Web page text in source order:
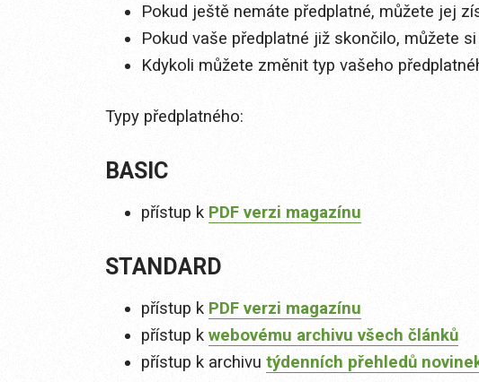
Pokud ještě nemáte předplatné, můžete jej
Pokud vaše předplatné již skončilo, můžete
Kdykoli můžete změnit typ vašeho
Typy předplatného:
BASIC
přístup k PDF verzi magazínu
STANDARD
přístup k PDF verzi magazínu
přístup k webovému archivu všech článků
přístup k archivu týdenních přehledů